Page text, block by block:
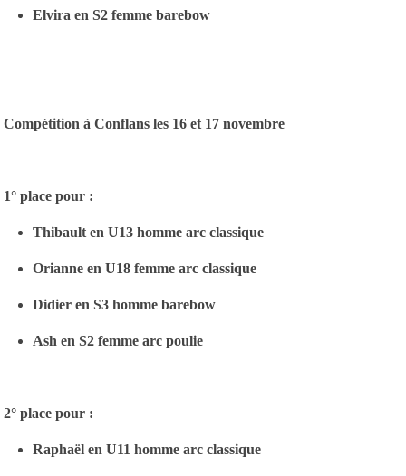
Elvira en S2 femme barebow
Compétition à Conflans les 16 et 17 novembre
1° place pour :
Thibault en U13 homme arc classique
Orianne en U18 femme arc classique
Didier en S3 homme barebow
Ash en S2 femme arc poulie
2° place pour :
Raphaël en U11 homme arc classique